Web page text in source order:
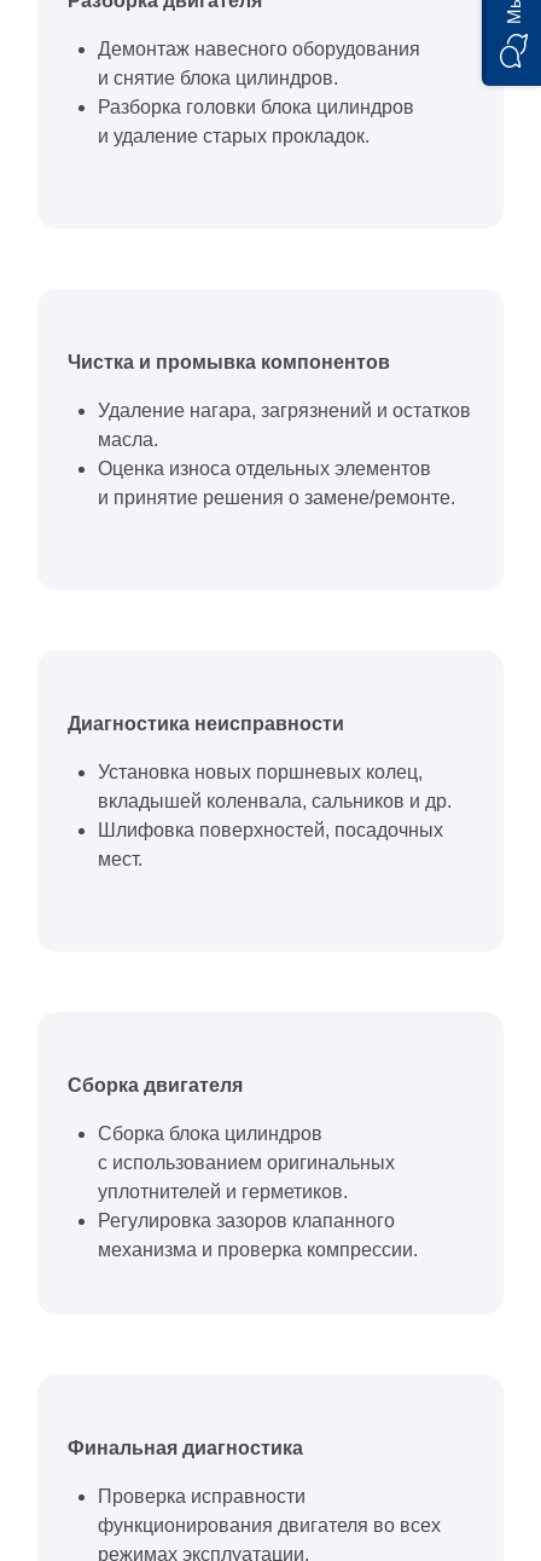
Демонтаж навесного оборудования
и снятие блока цилиндров.
Разборка головки блока цилиндров
и удаление старых прокладок.
Чистка и промывка компонентов
Удаление нагара, загрязнений и остатков
масла.
Оценка износа отдельных элементов
и принятие решения о замене/ремонте.
Диагностика неисправности
Установка новых поршневых колец,
вкладышей коленвала, сальников и др.
Шлифовка поверхностей, посадочных
мест.
Сборка двигателя
Сборка блока цилиндров
с использованием оригинальных
уплотнителей и герметиков.
Регулировка зазоров клапанного
механизма и проверка компрессии.
Финальная диагностика
Проверка исправности
функционирования двигателя во всех
режимах эксплуатации.